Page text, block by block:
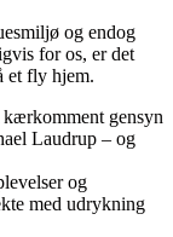
og endog
for os, er det
et fly hjem.
kærkomment gensyn
Laudrup – og
og
med udrykning